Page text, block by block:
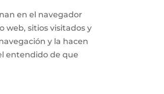
en el navegador
web, sitios visitados y
y la hacen
entendido de que